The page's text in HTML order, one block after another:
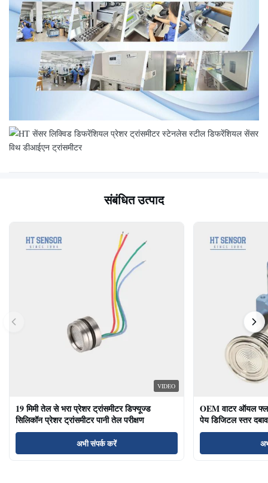
संबंधित उत्पाद
VIDEO
19 मिमी तेल से भरा प्रेशर ट्रांसमीटर डिफ्यूज्ड
सिलिकॉन प्रेशर ट्रांसमीटर पानी तेल परीक्षण
अभी संपर्क करें
OEM वाटर ऑयल
पेय डिजिटल स्तर